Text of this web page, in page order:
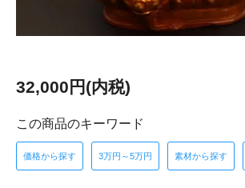
32,000円(内税)
この商品のキーワード
価格から探す 3万円～5万円 素材から探す